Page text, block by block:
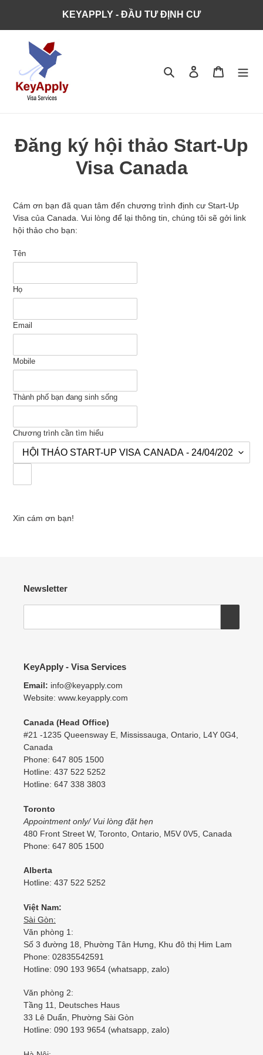
KEYAPPLY - ĐẦU TƯ ĐỊNH CƯ
Tìm kiếmĐăng nhậpGiỏ hàng
Đăng ký hội thảo Start-Up
Visa Canada
Cám ơn bạn đã quan tâm đến chương trình định cư Start-Up
Visa của Canada. Vui lòng để lại thông tin, chúng tôi sẽ gởi link
hội thảo cho bạn:
Tên
Họ
Email
Mobile
Thành phố bạn đang sinh sống
Chương trình cần tìm hiểu
Xin cám ơn bạn!
Newsletter
KeyApply - Visa Services
Email: info@keyapply.com
Website: www.keyapply.com
Canada (Head Office)
#21 -1235 Queensway E, Mississauga, Ontario, L4Y 0G4,
Canada
Phone: 647 805 1500
Hotline: 437 522 5252
Hotline: 647 338 3803
Toronto
Appointment only/ Vui lòng đặt hẹn
480 Front Street W, Toronto, Ontario, M5V 0V5, Canada
Phone: 647 805 1500
Alberta
Hotline: 437 522 5252
Việt Nam:
Sài Gòn:
Văn phòng 1:
Số 3 đường 18, Phường Tân Hưng, Khu đô thị Him Lam
Phone: 02835542591
Hotline: 090 193 9654 (whatsapp, zalo)
Văn phòng 2:
Tầng 11, Deutsches Haus
33 Lê Duẩn, Phường Sài Gòn
Hotline: 090 193 9654 (whatsapp, zalo)